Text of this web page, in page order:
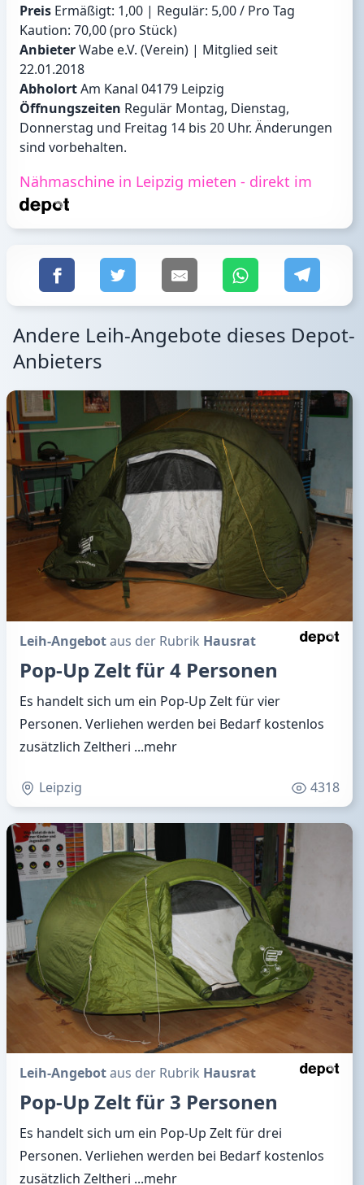
Preis Ermäßigt: 1,00 | Regulär: 5,00 / Pro Tag
Kaution: 70,00 (pro Stück)
AnbieterWabe e.V. (Verein) | Mitglied seit
22.01.2018
AbholortAm Kanal 04179 Leipzig
Öffnungszeiten Regulär Montag, Dienstag,
Donnerstag und Freitag 14 bis 20 Uhr. Änderungen
sind vorbehalten.
Nähmaschine in Leipzig mieten - direkt im
Andere Leih-Angebote dieses Depot-
Anbieters
Leih-Angebotaus der Rubrik Hausrat
Pop-Up Zelt für 4 Personen
Es handelt sich um ein Pop-Up Zelt für vier
Personen. Verliehen werden bei Bedarf kostenlos
zusätzlich Zeltheri ...mehr
Leipzig 4318
Leih-Angebotaus der Rubrik Hausrat
Pop-Up Zelt für 3 Personen
Es handelt sich um ein Pop-Up Zelt für drei
Personen. Verliehen werden bei Bedarf kostenlos
zusätzlich Zeltheri ...mehr